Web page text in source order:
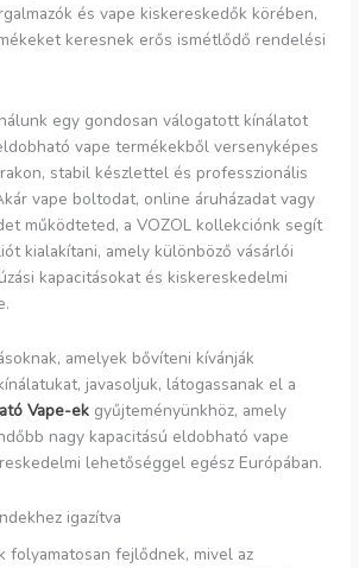
és vape kiskereskedők körében,
keresnek erős ismétlődő rendelési
egy gondosan válogatott kínálatot
vape termékekből versenyképes
stabil készlettel és professzionális
vape boltodat, online áruházadat vagy
működteted, a VOZOL kollekciónk segít
kialakítani, amely különböző vásárlói
kapacitásokat és kiskereskedelmi
amelyek bővíteni kívánják
javasoljuk, látogassanak el a
Vape-ek gyűjteményünkhöz, amely
nagy kapacitású eldobható vape
lehetőséggel egész Európában.
igazítva
folyamatosan fejlődnek, mivel az